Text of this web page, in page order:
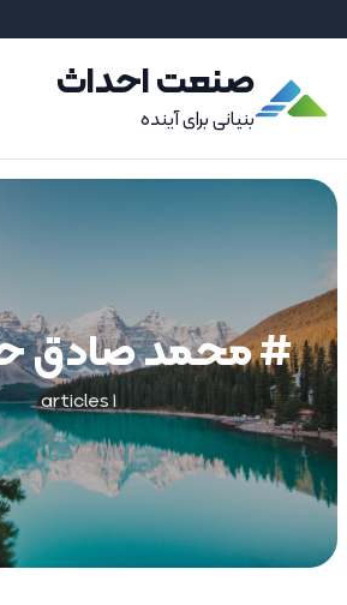
صنعت احداث
بنیانی برای آینده
# محمد صادق
1 articles